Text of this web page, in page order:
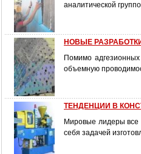
аналитической
НОВЫЕ
Помимо
объемную
ТЕНДЕНЦИИ В
Мировые лидеры все
себя задачей